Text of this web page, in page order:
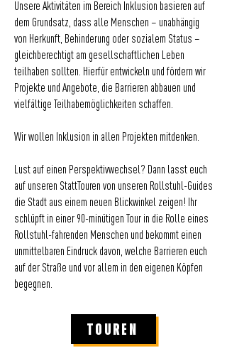
Unsere Aktivitäten im Bereich Inklusion basieren auf
dem Grundsatz, dass alle Menschen – unabhängig
von Herkunft, Behinderung oder sozialem Status –
gleichberechtigt am gesellschaftlichen Leben
teilhaben sollten. Hierfür entwickeln und fördern wir
Projekte und Angebote, die Barrieren abbauen und
vielfältige Teilhabemöglichkeiten schaffen.
Wir wollen Inklusion in allen Projekten mitdenken.
Lust auf einen Perspektivwechsel? Dann lasst euch
auf unseren StattTouren von unseren Rollstuhl-Guides
die Stadt aus einem neuen Blickwinkel zeigen! Ihr
schlüpft in einer 90-minütigen Tour in die Rolle eines
Rollstuhl-fahrenden Menschen und bekommt einen
unmittelbaren Eindruck davon, welche Barrieren euch
auf der Straße und vor allem in den eigenen Köpfen
begegnen.
TOUREN